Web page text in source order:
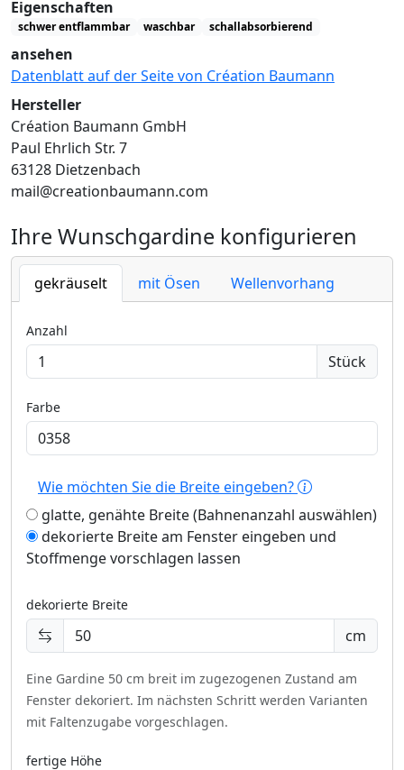
Eigenschaften
schwer entflammbar waschbar schallabsorbierend
ansehen
Datenblatt auf der Seite von Création Baumann
Hersteller
Création Baumann GmbH
Paul Ehrlich Str. 7
63128 Dietzenbach
mail@creationbaumann.com
Ihre Wunschgardine konfigurieren
gekräuselt mit Ösen Wellenvorhang
Anzahl
Stück
Farbe
Wie möchten Sie die Breite eingeben?
glatte, genähte Breite (Bahnenanzahl auswählen)
dekorierte Breite am Fenster eingeben und
Stoffmenge vorschlagen lassen
dekorierte Breite
cm
Eine Gardine 50 cm breit im zugezogenen Zustand am
Fenster dekoriert. Im nächsten Schritt werden Varianten
mit Faltenzugabe vorgeschlagen.
fertige Höhe